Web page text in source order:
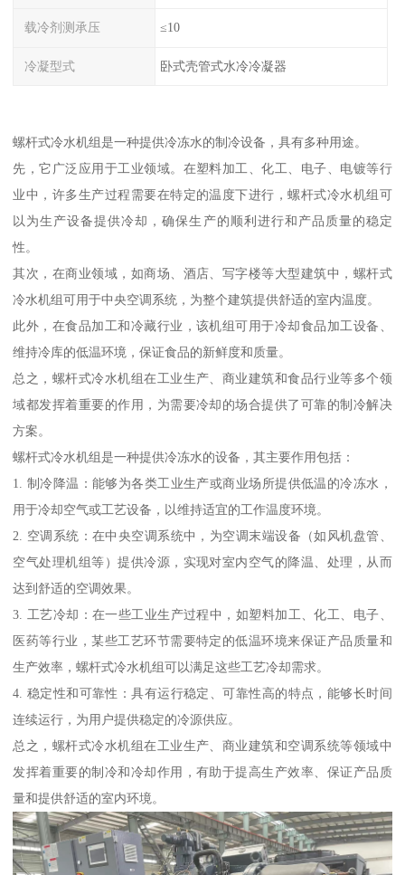
载冷剂测承压 ≤10
冷凝型式 卧式壳管式水冷冷凝器
螺杆式冷水机组是一种提供冷冻水的制冷设备，具有多种用途。
先，它广泛应用于工业领域。在塑料加工、化工、电子、电镀等行
业中，许多生产过程需要在特定的温度下进行，螺杆式冷水机组可
以为生产设备提供冷却，确保生产的顺利进行和产品质量的稳定
性。
其次，在商业领域，如商场、酒店、写字楼等大型建筑中，螺杆式
冷水机组可用于中央空调系统，为整个建筑提供舒适的室内温度。
此外，在食品加工和冷藏行业，该机组可用于冷却食品加工设备、
维持冷库的低温环境，保证食品的新鲜度和质量。
总之，螺杆式冷水机组在工业生产、商业建筑和食品行业等多个领
域都发挥着重要的作用，为需要冷却的场合提供了可靠的制冷解决
方案。
螺杆式冷水机组是一种提供冷冻水的设备，其主要作用包括：
1. 制冷降温：能够为各类工业生产或商业场所提供低温的冷冻水，
用于冷却空气或工艺设备，以维持适宜的工作温度环境。
2. 空调系统：在中央空调系统中，为空调末端设备（如风机盘管、
空气处理机组等）提供冷源，实现对室内空气的降温、处理，从而
达到舒适的空调效果。
3. 工艺冷却：在一些工业生产过程中，如塑料加工、化工、电子、
医药等行业，某些工艺环节需要特定的低温环境来保证产品质量和
生产效率，螺杆式冷水机组可以满足这些工艺冷却需求。
4. 稳定性和可靠性：具有运行稳定、可靠性高的特点，能够长时间
连续运行，为用户提供稳定的冷源供应。
总之，螺杆式冷水机组在工业生产、商业建筑和空调系统等领域中
发挥着重要的制冷和冷却作用，有助于提高生产效率、保证产品质
量和提供舒适的室内环境。